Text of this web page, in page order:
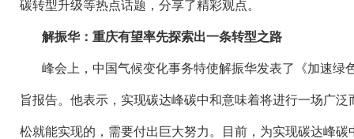
碳转型升级等热点话题，分享了精彩观点。
解振华：重庆有望率先探索出一条转型之路
峰会上，中国气候变化事务特使解振华发表了《加速绿
旨报告。他表示，实现碳达峰碳中和意味着将进行一场广
松就能实现的，需要付出巨大努力。目前，为实现碳达峰